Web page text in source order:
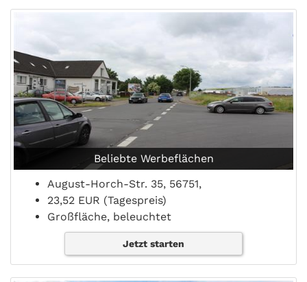
Beliebte Werbeflächen
August-Horch-Str. 35, 56751,
23,52 EUR (Tagespreis)
Großfläche, beleuchtet
Jetzt starten